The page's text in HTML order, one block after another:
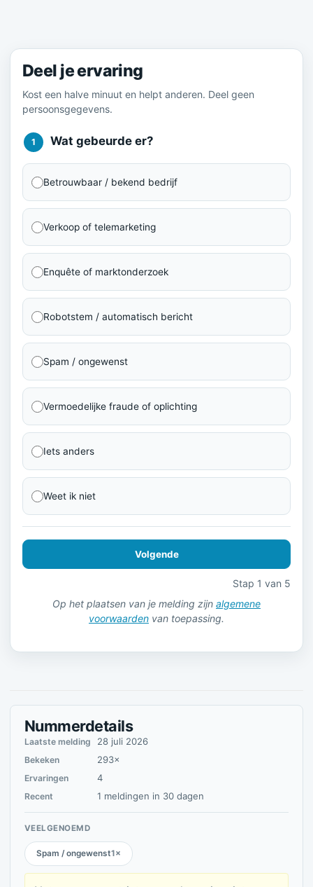
Deel je ervaring
Kost een halve minuut en helpt anderen. Deel geen
persoonsgegevens.
1 Wat gebeurde er?
Betrouwbaar / bekend bedrijf
Verkoop of telemarketing
Enquête of marktonderzoek
Robotstem / automatisch bericht
Spam / ongewenst
Vermoedelijke fraude of oplichting
Iets anders
Weet ik niet
Volgende
Stap 1 van 5
Op het plaatsen van je melding zijn algemene
voorwaarden van toepassing.
Nummerdetails
Laatste melding 28 juli 2026
Bekeken 293×
Ervaringen 4
Recent 1 meldingen in 30 dagen
VEELGENOEMD
Spam / ongewenst1×